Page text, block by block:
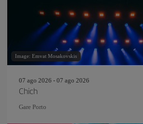
Image: Emvat Mosakovskis
07 ago 2026 - 07 ago 2026
Chich
Gare Porto